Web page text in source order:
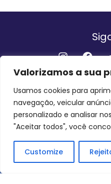
Valorizamos a sua
Usamos cookies para
navegação, veicular
personalizado e analisar
"Aceitar todos", você
Customize
QUEM SOMOS
INVEST